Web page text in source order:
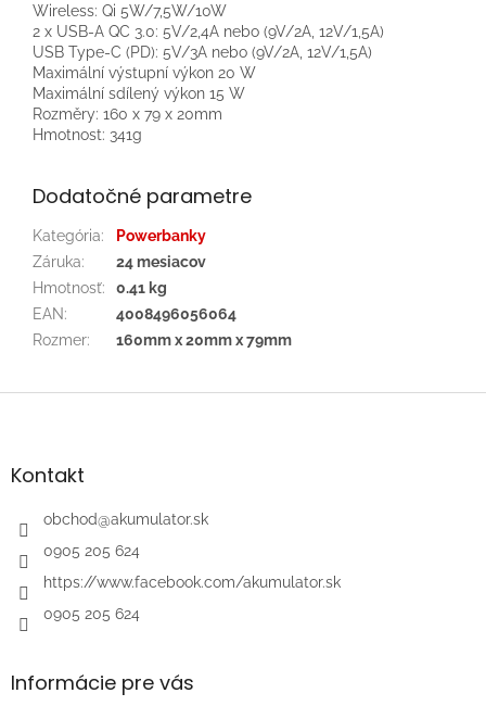
Wireless: Qi 5W/7,5W/10W
2 x USB-A QC 3.0: 5V/2,4A nebo (9V/2A, 12V/1,5A)
USB Type-C (PD): 5V/3A nebo (9V/2A, 12V/1,5A)
Maximální výstupní výkon 20 W
Maximální sdílený výkon 15 W
Rozměry: 160 x 79 x 20mm
Hmotnost: 341g
Dodatočné parametre
Kategória:
Powerbanky
Záruka:
24 mesiacov
Hmotnosť:
0.41 kg
EAN:
4008496056064
Rozmer: 160mm x 20mm x 79mm
Z
äKontakt
obchod@akumulator.sk
0905 205 624
https://www.facebook.com/akumulator.sk
0905 205 624
Informácie pre vás